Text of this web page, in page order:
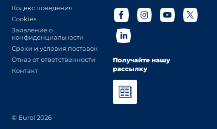
Кодекс поведения
Cookies
Заявление о
конфиденциальности
Сроки и условия поставок
Отказ от ответственности
Контакт
Получайте нашу
рассылку
© Eurol 2026